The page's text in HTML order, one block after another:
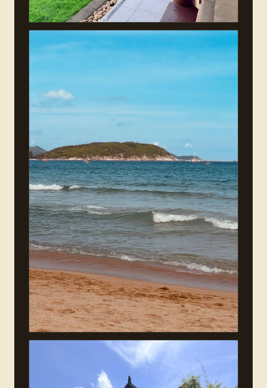
Договор Оферта
Положение о порядке выдачи
документов об обучении
ИНН 366112899009
ОГРНИП 321366800022267
Юридический адрес: 394088,
Московский проспект 132
Фактический адрес: 394088,
Воронеж, Московский проспект 132
bengala.art
Политика
конфиденциальности